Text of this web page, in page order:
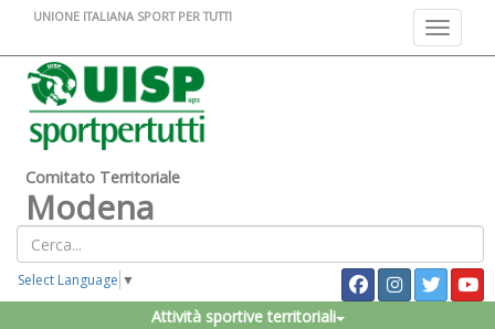
Toggle
UNIONE ITALIANA SPORT PER TUTTI
Comitato Territoriale
Modena
Select Language ▼
Attività sportive territoriali